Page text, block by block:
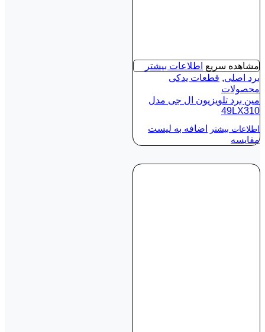
مشاهده سریع اطلاعات بیشتر
برد اصلی, قطعات یدکی
محصولات
مین برد تلویزیون ال جی مدل
49LX310
اطلاعات بیشتر
اضافه به لیست
مقایسه